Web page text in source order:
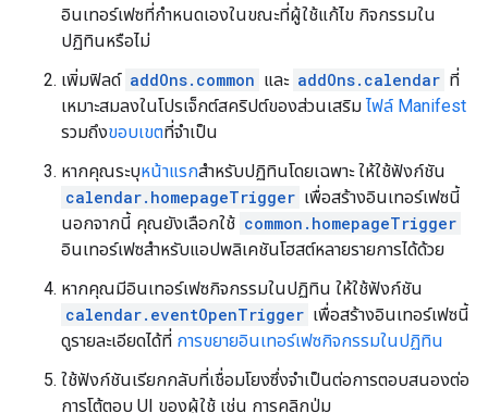
อินเทอร์เฟซที่กำหนดเองในขณะที่ผู้ใช้แก้ไข กิจกรรมใน
ปฏิทินหรือไม่
เพิ่มฟิลด์ addOns.common และ addOns.calendar ที่
เหมาะสมลงในโปรเจ็กต์สคริปต์ของส่วนเสริม ไฟล์ Manifest
รวมถึงขอบเขตที่จำเป็น
หากคุณระบุหน้าแรกสำหรับปฏิทินโดยเฉพาะ ให้ใช้ฟังก์ชัน
calendar.homepageTrigger เพื่อสร้างอินเทอร์เฟซนี้
นอกจากนี้ คุณยังเลือกใช้ common.homepageTrigger
อินเทอร์เฟซสำหรับแอปพลิเคชันโฮสต์หลายรายการได้ด้วย
หากคุณมีอินเทอร์เฟซกิจกรรมในปฏิทิน ให้ใช้ฟังก์ชัน
calendar.eventOpenTrigger เพื่อสร้างอินเทอร์เฟซนี้
ดูรายละเอียดได้ที่ การขยายอินเทอร์เฟซกิจกรรมในปฏิทิน
ใช้ฟังก์ชันเรียกกลับที่เชื่อมโยงซึ่งจำเป็นต่อการตอบสนองต่อ
การโต้ตอบ UI ของผู้ใช้ เช่น การคลิกปุ่ม